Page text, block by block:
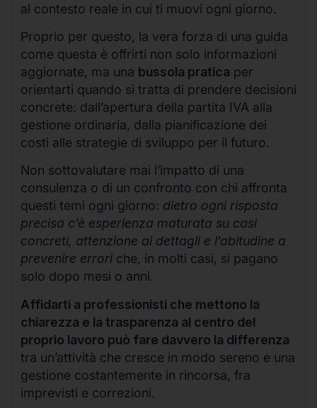
al contesto reale in cui ti muovi ogni giorno.
Proprio per questo, la vera forza di una guida
come questa è offrirti non solo informazioni
aggiornate, ma una bussola pratica per
orientarti quando si tratta di prendere decisioni
concrete: dall’apertura della partita IVA alla
gestione ordinaria, dalla pianificazione dei
costi alle strategie di sviluppo per il futuro.
Non sottovalutare mai l’impatto di una
consulenza o di un confronto con chi affronta
questi temi ogni giorno: dietro ogni risposta
precisa c’è esperienza maturata su casi
concreti, attenzione ai dettagli e l’abitudine a
prevenire errori che, in molti casi, si pagano
solo dopo mesi o anni.
Affidarti a professionisti che mettono la
chiarezza e la trasparenza al centro del
proprio lavoro può fare davvero la differenza
tra un’attività che cresce in modo sereno e una
gestione costantemente in rincorsa, fra
imprevisti e correzioni.